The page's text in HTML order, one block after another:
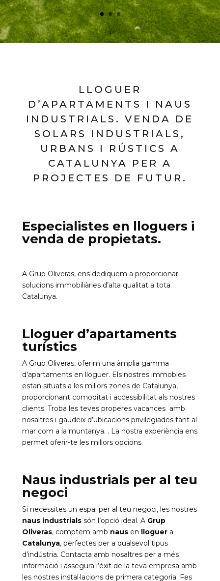
LLOGUER
D’APARTAMENTS I NAUS
INDUSTRIALS. VENDA DE
SOLARS INDUSTRIALS,
URBANS I RÚSTICS A
CATALUNYA PER A
PROJECTES DE FUTUR.
Especialistes en lloguers i
venda de propietats.
A Grup Oliveras, ens dediquem a proporcionar
solucions immobiliàries d’alta qualitat a tota
Catalunya.
Lloguer d’apartaments
turístics
A Grup Oliveras, oferim una àmplia gamma
d’apartaments en lloguer. Els nostres immobles
estan situats a les millors zones de Catalunya,
proporcionant comoditat i accessibilitat als nostres
clients. Troba les teves properes vacances amb
nosaltres i gaudeix d’ubicacions privilegiades tant al
mar com a la muntanya. . La nostra experiència ens
permet oferir-te les millors opcions.
Naus industrials per al teu
negoci
Si necessites un espai per al teu negoci, les nostres
naus industrialssón l’opció ideal. A Grup
Oliveras, comptem amb nausen lloguera
Catalunya, perfectes per a qualsevol tipus
d’indústria. Contacta amb nosaltres per a més
informació i assegura l’èxit de la teva empresa amb
les nostres instal·lacions de primera categoria. Fes